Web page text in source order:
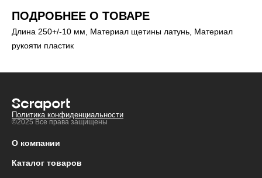
ПОДРОБНЕЕ О ТОВАРЕ
Длина 250+/-10 мм, Материал щетины латунь, Материал
рукояти пластик
Политика конфиденциальности
©2025 Все права защищены
О компании
Каталог товаров